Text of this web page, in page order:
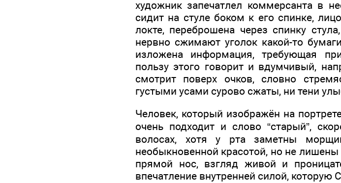
художник запечатлел коммерсанта в
сидит на стуле боком к его спинке,
локте, переброшена через спинку
нервно сжимают уголок какой-то
изложена информация, требующая
пользу этого говорит и вдумчивый,
смотрит поверх очков, словно
густыми усами сурово сжаты, ни тени
Человек, который изображён на
очень подходит и слово “старый”,
волосах, хотя у рта заметны
необыкновенной красотой, но не
прямой нос, взгляд живой и
впечатление внутренней силой, которую